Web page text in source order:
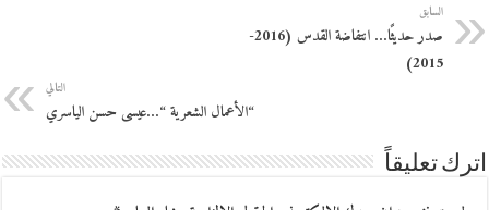
السابق
صدر حديثًا… انتفاضة القدس (2016-
2015)
التالي
“الأعمال الشعرية “…عيسى حسن الياسري
اترك تعليقاً